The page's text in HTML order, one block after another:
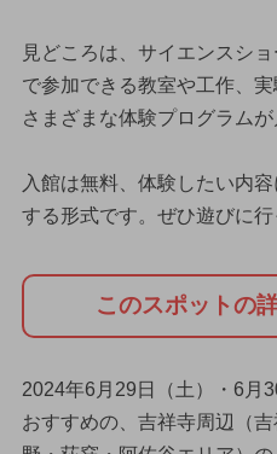
見どころは、サイエンスシ
で参加できる教室や工作、
さまざまな体験プログラム
入館は無料、体験したい内
する形式です。ぜひ遊びに行
このスポットの
2024年6月29日（土）・6月
おすすめの、吉祥寺周辺（